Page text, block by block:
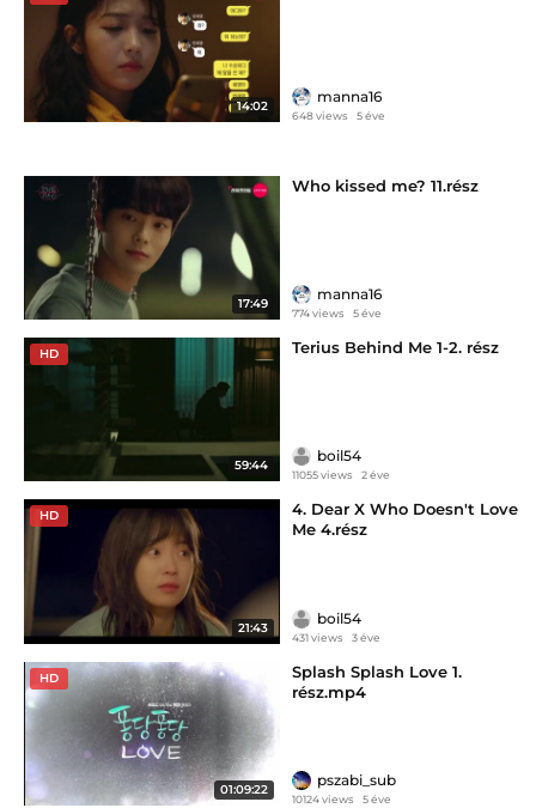
14:02
manna16
648 views 5 éve
17:49
Who kissed me? 11.rész
manna16
774 views 5 éve
HD
59:44
Terius Behind Me 1-2. rész
boil54
11055 views 2 éve
HD
21:43
4. Dear X Who Doesn't Love
Me 4.rész
boil54
431 views 3 éve
HD
01:09:22
Splash Splash Love 1.
rész.mp4
pszabi_sub
10124 views 5 éve